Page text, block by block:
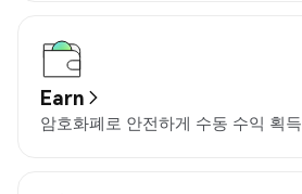
Earn
암호화폐로 안전하게 수동 수익 획득